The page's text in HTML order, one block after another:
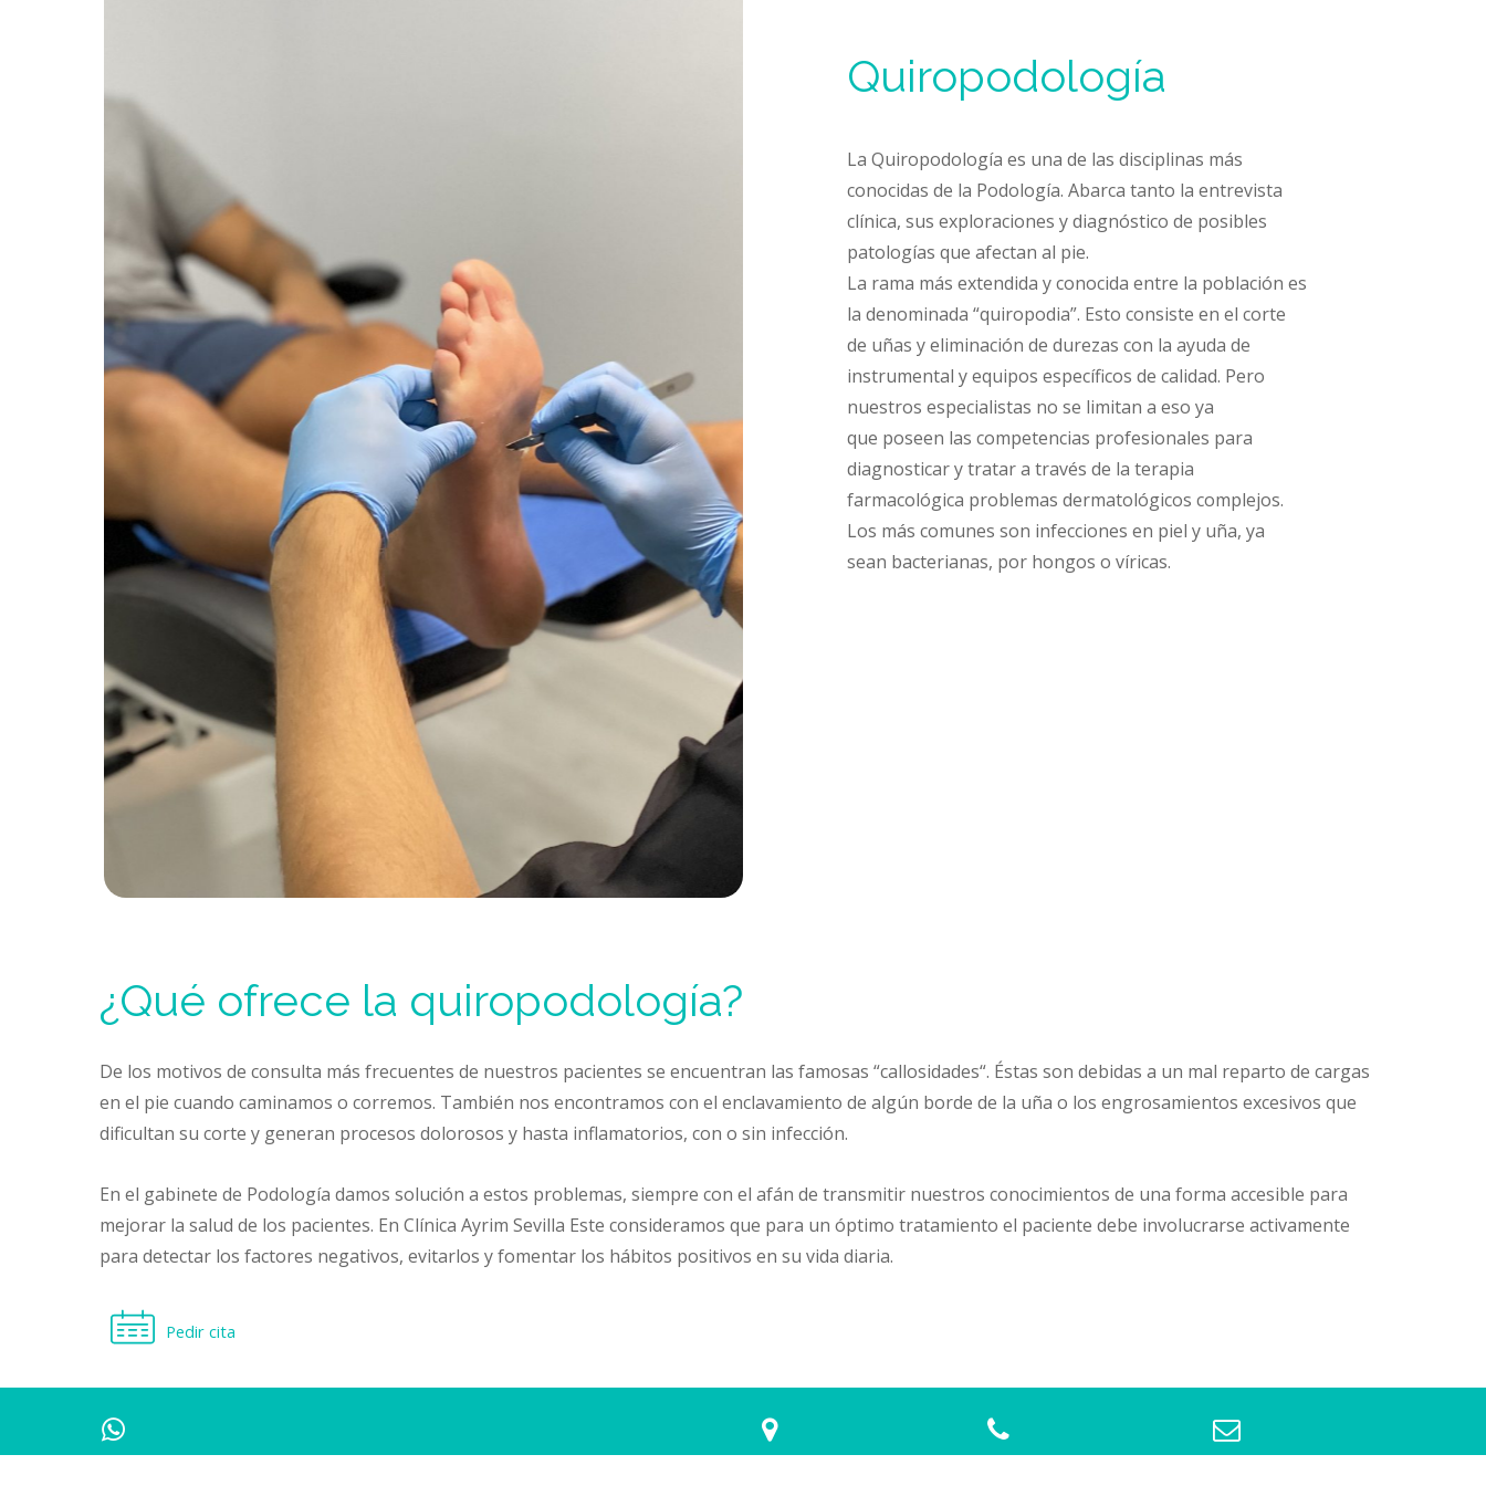
Quiropodología
La Quiropodología es una de las disciplinas más
conocidas de la Podología. Abarca tanto la entrevista
clínica, sus exploraciones y diagnóstico de posibles
patologías que afectan al pie.
La rama más extendida y conocida entre la población es
la denominada “quiropodia”. Esto consiste en el corte
de uñas y eliminación de durezas con la ayuda de
instrumental y equipos específicos de calidad. Pero
nuestros especialistas no se limitan a eso ya
que poseen las competencias profesionales para
diagnosticar y tratar a través de la terapia
farmacológica problemas dermatológicos complejos.
Los más comunes son infecciones en piel y uña, ya
sean bacterianas, por hongos o víricas.
¿Qué ofrece la quiropodología?
De los motivos de consulta más frecuentes de nuestros pacientes se encuentran las famosas “callosidades“. Éstas son debidas a un mal reparto de cargas
en el pie cuando caminamos o corremos. También nos encontramos con el enclavamiento de algún borde de la uña o los engrosamientos excesivos que
dificultan su corte y generan procesos dolorosos y hasta inflamatorios, con o sin infección.
En el gabinete de Podología damos solución a estos problemas, siempre con el afán de transmitir nuestros conocimientos de una forma accesible para
mejorar la salud de los pacientes. En Clínica Ayrim Sevilla Este consideramos que para un óptimo tratamiento el paciente debe involucrarse activamente
para detectar los factores negativos, evitarlos y fomentar los hábitos positivos en su vida diaria.
Pedir cita